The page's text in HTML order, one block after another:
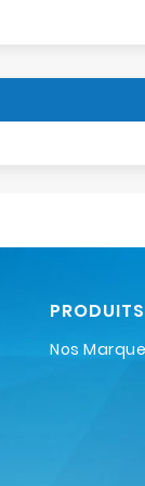
PRODUITS
Nos